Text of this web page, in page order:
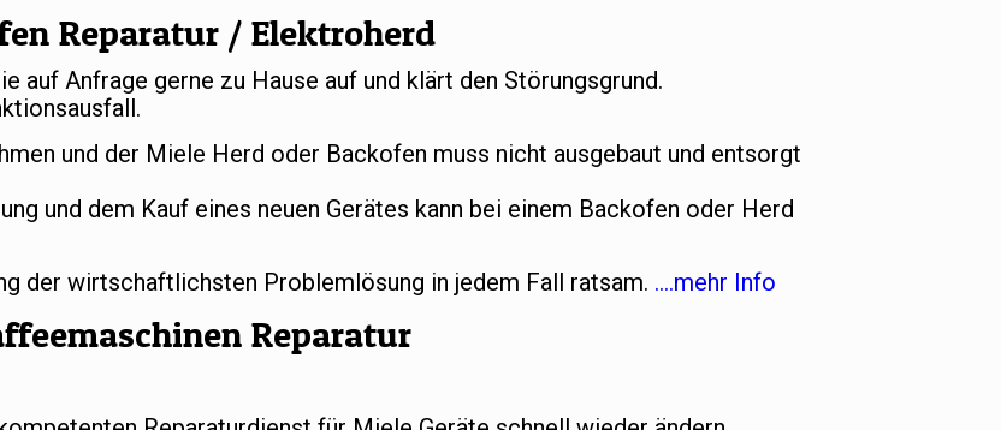
Reparatur / Elektroherd
Anfrage gerne zu Hause auf und klärt den Störungsgrund.
und der Miele Herd oder Backofen muss nicht ausgebaut und entsorgt
und dem Kauf eines neuen Gerätes kann bei einem Backofen oder Herd
der wirtschaftlichsten Problemlösung in jedem Fall ratsam. ….mehr Info
Reparatur